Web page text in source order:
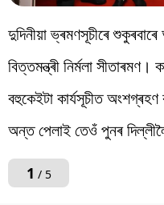
দুদিনীয়া ভ্ৰমণসূচীৰে
বিত্তমন্ত্ৰী নিৰ্মলা সীতাৰমণ।
বহুকেইটা কাৰ্যসূচীত
অন্ত পেলাই তেওঁ পুনৰ
1 / 5